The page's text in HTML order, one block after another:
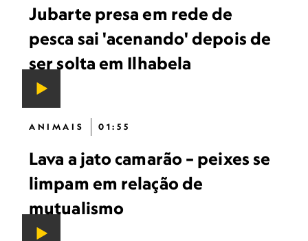
Jubarte presa em rede de
pesca sai 'acenando' depois de
ser solta em Ilhabela
ANIMAIS 01:55
Lava a jato camarão – peixes se
limpam em relação de
mutualismo